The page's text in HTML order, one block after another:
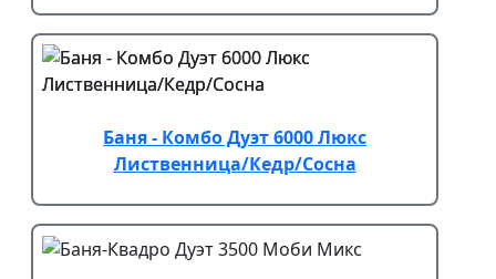
Баня - Комбо Дуэт 6000 Люкс
Лиственница/Кедр/Сосна